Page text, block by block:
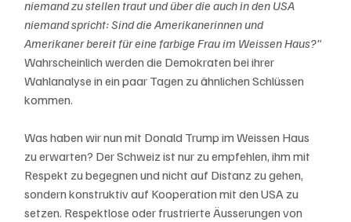
niemand zu stellen traut und über die auch in den USA
niemand spricht: Sind die Amerikanerinnen und
Amerikaner bereit für eine farbige Frau im Weissen Haus?"
Wahrscheinlich werden die Demokraten bei ihrer
Wahlanalyse in ein paar Tagen zu ähnlichen Schlüssen
kommen.
Was haben wir nun mit Donald Trump im Weissen Haus
zu erwarten? Der Schweiz ist nur zu empfehlen, ihm mit
Respekt zu begegnen und nicht auf Distanz zu gehen,
sondern konstruktiv auf Kooperation mit den USA zu
setzen. Respektlose oder frustrierte Äusserungen von